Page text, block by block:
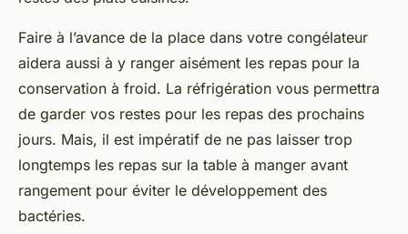
Faire à l’avance de la place dans votre congélateur
aidera aussi à y ranger aisément les repas pour la
conservation à froid. La réfrigération vous permettra
de garder vos restes pour les repas des prochains
jours. Mais, il est impératif de ne pas laisser trop
longtemps les repas sur la table à manger avant
rangement pour éviter le développement des
bactéries.